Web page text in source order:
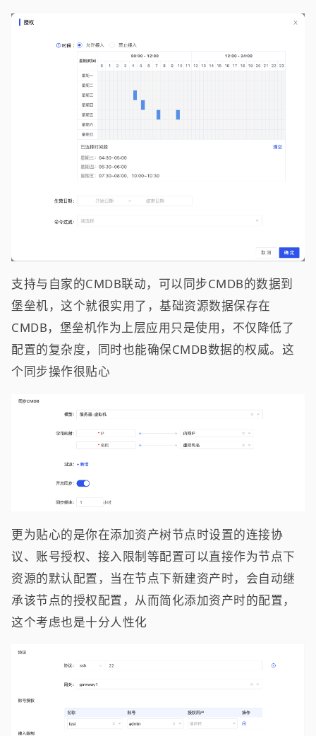
支持与自家的CMDB联动，可以同步CMDB的数据到
堡垒机，这个就很实用了，基础资源数据保存在
CMDB，堡垒机作为上层应用只是使用，不仅降低了
配置的复杂度，同时也能确保CMDB数据的权威。这
个同步操作很贴心
更为贴心的是你在添加资产树节点时设置的连接协
议、账号授权、接入限制等配置可以直接作为节点下
资源的默认配置，当在节点下新建资产时，会自动继
承该节点的授权配置，从而简化添加资产时的配置，
这个考虑也是十分人性化